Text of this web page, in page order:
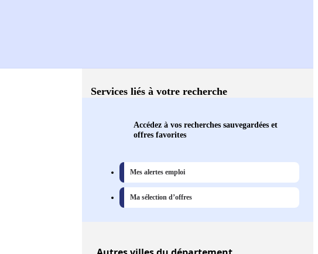
Services liés à votre recherche
Accédez à vos recherches sauvegardées et
offres favorites
Mes alertes emploi
Ma sélection d’offres